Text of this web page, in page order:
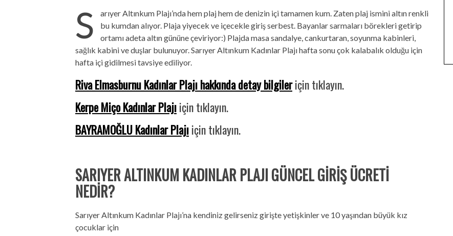
S
arıyer Altınkum Plajı’nda hem plaj hem de denizin içi tamamen kum. Zaten plaj ismini altın renkli
bu kumdan alıyor. Plaja yiyecek ve içecekle giriş serbest. Bayanlar sarmaları börekleri getirip
ortamı adeta altın gününe çeviriyor:) Plajda masa sandalye, cankurtaran, soyunma kabinleri,
sağlık kabini ve duşlar bulunuyor. Sarıyer Altınkum Kadınlar Plajı hafta sonu çok kalabalık olduğu için
hafta içi gidilmesi tavsiye ediliyor.
Riva Elmasburnu Kadınlar Plajı hakkında detay bilgileriçin tıklayın.
Kerpe Miço Kadınlar Plajıiçin tıklayın.
BAYRAMOĞLU Kadınlar Plajıiçin tıklayın.
SARIYER ALTINKUM KADINLAR PLAJI GÜNCEL GİRİŞ ÜCRETİ
NEDİR?
Sarıyer Altınkum Kadınlar Plajı’na kendiniz gelirseniz girişte yetişkinler ve 10 yaşından büyük kız
çocuklar için